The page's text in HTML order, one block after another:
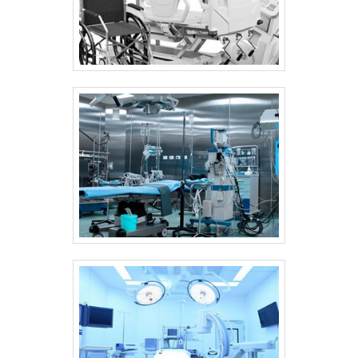
e desenvolvimento de equipamentos
hospitalares e odontológicos de alta
tecnologia. A empresa oferece opções
de traqueias com ótima qualidade e precisão.
Com a organização é possível tirar as suas
dúvidas sobre os serviços do ramo, além de
contar com os melhores profissionais e
instalações. Assim, conquistando a
confiança e a satisfação dos clientes, que
são os maiores objetivos da marca. A
Sanders do Brasil é uma empresa que tem se
destacado no segmento pela idoneidade em
tudo que faz, garantindo uma entrega de
excelência de ponta a ponta. .
falamos em autoclave de bancada, deve-se
descartar empresas que não tenham
produtos e serviços com ótima qualidade e
precisão, detalhes primordiais que são
deixados de lado por muitas empresas que
não focam na fidelização do cliente. Isso
tudo é a razão pela qual a Sanders do Brasil é
comprometida com os serviços quando
exploramos o segmento de fabricação e
desenvolvimento de equipamentos
hospitalares e odontológicos de alta
tecnologia. A empresa foca sempre na
organização é possível encontrar uma
equipe com colaboradores treinados
regularmente que estão esperando seu
contato para tirar todas as suas dúvidas e
melhor atender. QUALIDADE COMPROVADA